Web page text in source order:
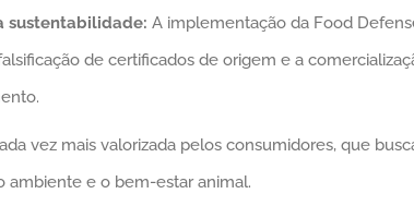
sustentabilidade: A implementação da Food
de certificados de origem e a
vez mais valorizada pelos consumidores, que
ambiente e o bem-estar animal.